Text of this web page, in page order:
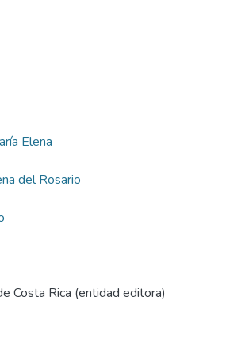
Elena
del Rosario
Costa Rica (entidad editora)